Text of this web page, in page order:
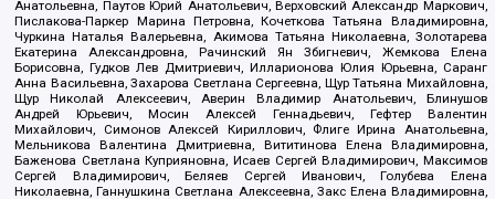
Анатольевна, Паутов Юрий Анатольевич, Верховский Александр Маркович,
Пислакова-Паркер Марина Петровна, Кочеткова Татьяна Владимировна,
Чуркина Наталья Валерьевна, Акимова Татьяна Николаевна, Золотарева
Екатерина Александровна, Рачинский Ян Збигневич, Жемкова Елена
Борисовна, Гудков Лев Дмитриевич, Илларионова Юлия Юрьевна, Саранг
Анна Васильевна, Захарова Светлана Сергеевна, Щур Татьяна Михайловна,
Щур Николай Алексеевич, Аверин Владимир Анатольевич, Блинушов
Андрей Юрьевич, Мосин Алексей Геннадьевич, Гефтер Валентин
Михайлович, Симонов Алексей Кириллович, Флиге Ирина Анатольевна,
Мельникова Валентина Дмитриевна, Вититинова Елена Владимировна,
Баженова Светлана Куприяновна, Исаев Сергей Владимирович, Максимов
Сергей Владимирович, Беляев Сергей Иванович, Голубева Елена
Николаевна, Ганнушкина Светлана Алексеевна, Закс Елена Владимировна,